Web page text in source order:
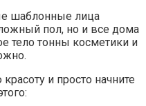
шаблонные лица
пол, но и все дома
тело тонны косметики и
и просто начните